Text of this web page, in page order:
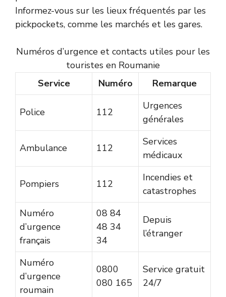
Informez-vous sur les lieux fréquentés par les
pickpockets, comme les marchés et les gares.
Numéros d’urgence et contacts utiles pour les
touristes en Roumanie
Service
Numéro Remarque
Police 112
Urgences
générales
Ambulance 112
Services
médicaux
Pompiers 112
Incendies et
catastrophes
Numéro
d’urgence
français
08 84
48 34
34
Depuis
l’étranger
Numéro
d’urgence
roumain
0800
080 165
Service gratuit
24/7